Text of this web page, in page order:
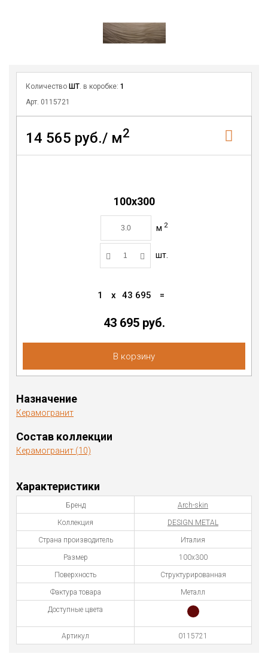
Количество ШТ . в коробке: 1
Арт. 0115721
14 565 руб./ м2
100х300
м 2
шт.
1 x 43 695 =
43 695 руб.
В корзину
Назначение
Керамогранит
Состав коллекции
Керамогранит (10)
Характеристики
Бренд Arch-skin
Коллекция DESIGN METAL
Страна производитель Италия
Размер 100х300
Поверхность Структурированная
Фактура товара Металл
Доступные цвета
Артикул 0115721